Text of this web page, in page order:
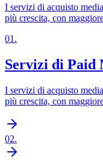
I servizi di acquisto
più crescita, con
01 .
Servizi di Paid
I servizi di acquisto
più crescita, con
02.